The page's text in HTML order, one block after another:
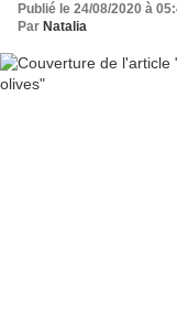
Publié le 24/08/2020 à
Par Natalia